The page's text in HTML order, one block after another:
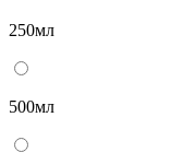
250мл
500мл